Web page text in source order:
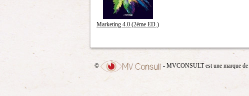
Marketing 4.0 (2ème ED.)
© - MVCONSULT est une marque de